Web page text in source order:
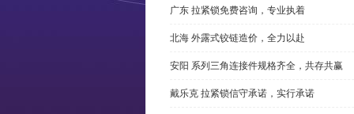
广东 拉紧锁免费咨询，专业执着
北海 外露式铰链造价，全力以赴
安阳 系列三角连接件规格齐全，共存共赢
戴乐克 拉紧锁信守承诺，实行承诺